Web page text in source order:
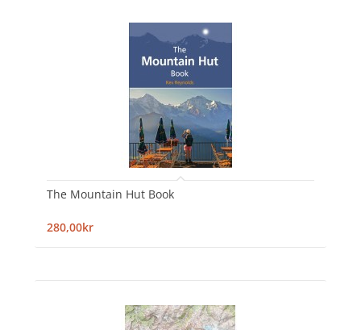
The Mountain Hut Book
280,00kr